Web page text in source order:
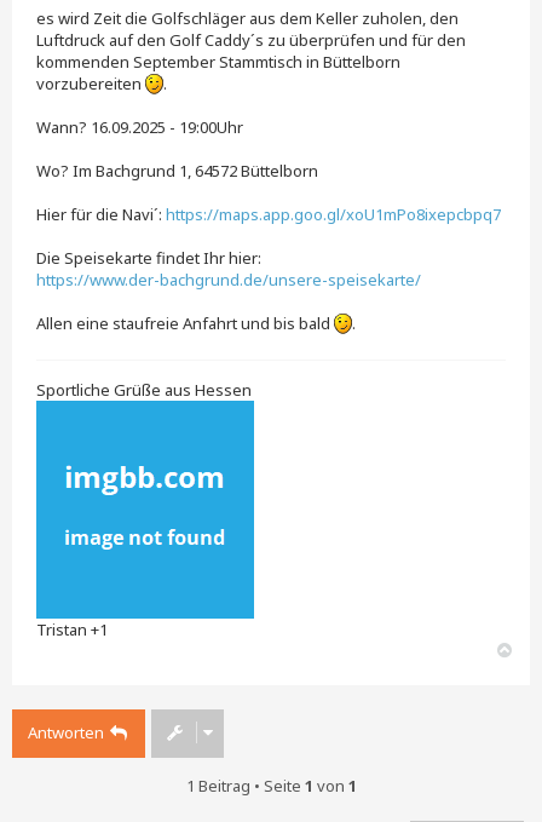
g
es wird Zeit die Golfschläger aus dem Keller zuholen, den
Luftdruck auf den Golf Caddy´s zu überprüfen und für den
kommenden September Stammtisch in Büttelborn
vorzubereiten
.
Wann? 16.09.2025 - 19:00Uhr
Wo? Im Bachgrund 1, 64572 Büttelborn
Hier für die Navi´: https://maps.app.goo.gl/xoU1mPo8ixepcbpq7
Die Speisekarte findet Ihr hier:
https://www.der-bachgrund.de/unsere-speisekarte/
Allen eine staufreie Anfahrt und bis bald
.
Sportliche Grüße aus Hessen
Tristan +1
Antworten
1 Beitrag • Seite 1 von 1